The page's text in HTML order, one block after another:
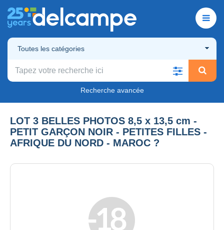
Toutes les catégories
Recherche avancée
LOT 3 BELLES PHOTOS 8,5 x 13,5 cm -
PETIT GARÇON NOIR - PETITES FILLES -
AFRIQUE DU NORD - MAROC ?